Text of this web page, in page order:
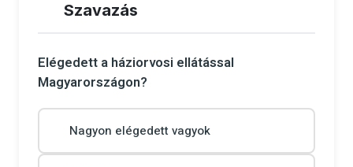
Szavazás
Elégedett a háziorvosi ellátással
Magyarországon?
Nagyon elégedett vagyok